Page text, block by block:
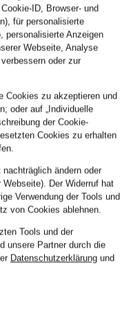
ID, Browser- und
für personalisierte
personalisierte Anzeigen
Webseite, Analyse
oder zur
Cookies zu akzeptieren und
oder auf „Individuelle
der Cookie-
Cookies zu erhalten
ändern oder
Der Widerruf hat
Verwendung der Tools und
von Cookies ablehnen.
Tools und der
unsere Partner durch die
Datenschutzerklärungund